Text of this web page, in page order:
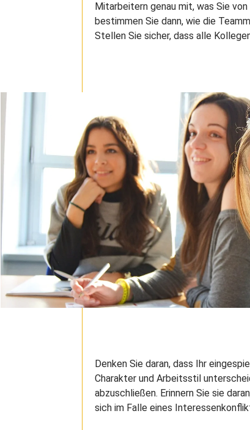
Mitarbeitern genau mit, was Sie
bestimmen Sie dann, wie die
Stellen Sie sicher, dass alle
Denken Sie daran, dass Ihr
Charakter und Arbeitsstil
abzuschließen. Erinnern Sie sie
sich im Falle eines